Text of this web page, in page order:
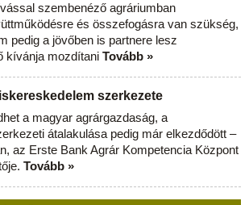
szembenéző agráriumban
és összefogásra van szükség,
pedig a jövőben is partnere lesz
kívánja mozdítani Tovább »
szerkezete
a magyar agrárgazdaság, a
átalakulása pedig már elkezdődött –
az Erste Bank Agrár Kompetencia Központ
Tovább »